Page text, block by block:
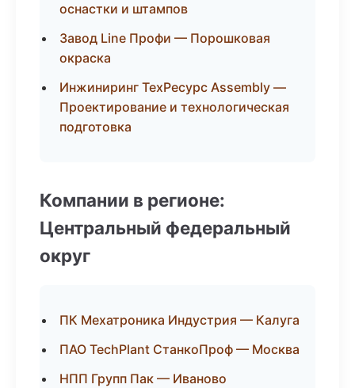
оснастки и штампов
Завод Line Профи — Порошковая
окраска
Инжиниринг ТехРесурс Assembly —
Проектирование и технологическая
подготовка
Компании в регионе:
Центральный федеральный
округ
ПК Мехатроника Индустрия — Калуга
ПАО TechPlant СтанкоПроф — Москва
НПП Групп Пак — Иваново